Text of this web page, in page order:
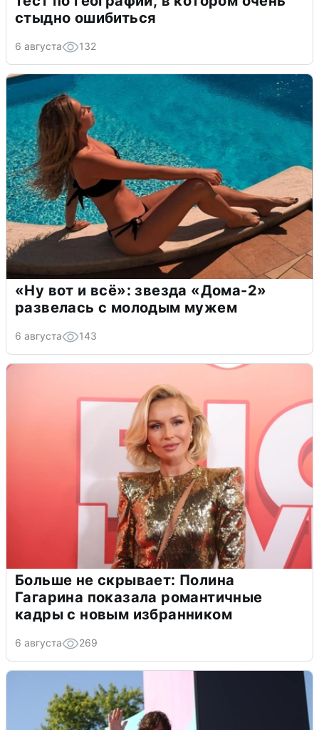
стыдно ошибиться
6 августа 132
«Ну вот и всё»: звезда «Дома-2»
развелась с молодым мужем
6 августа 143
Больше не скрывает: Полина
Гагарина показала романтичные
кадры с новым избранником
6 августа 269